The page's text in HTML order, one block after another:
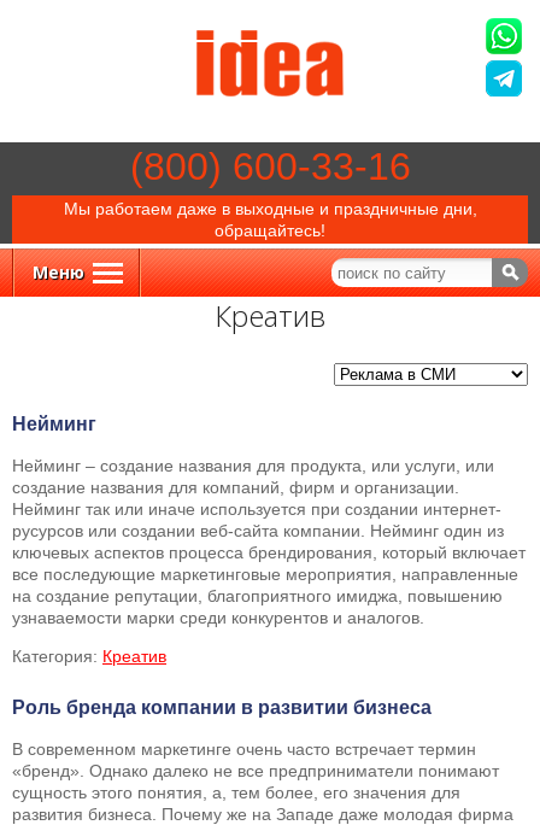
(800) 600-33-16
Мы работаем даже в выходные и праздничные дни,
обращайтесь!
Меню
Креатив
Нейминг
Нейминг – создание названия для продукта, или услуги, или
создание названия для компаний, фирм и организации.
Нейминг так или иначе используется при создании интернет-
русурсов или создании веб-сайта компании. Нейминг один из
ключевых аспектов процесса брендирования, который включает
все последующие маркетинговые мероприятия, направленные
на создание репутации, благоприятного имиджа, повышению
узнаваемости марки среди конкурентов и аналогов.
Категория: Креатив
Роль бренда компании в развитии бизнеса
В современном маркетинге очень часто встречает термин
«бренд». Однако далеко не все предприниматели понимают
сущность этого понятия, а, тем более, его значения для
развития бизнеса. Почему же на Западе даже молодая фирма